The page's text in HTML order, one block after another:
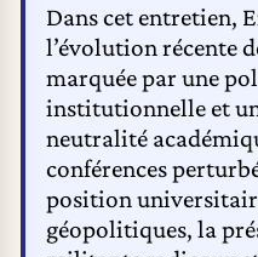
Dans cet entretien,
l’évolution récente
marquée par une
institutionnelle et
neutralité
conférences
position
géopolitiques, la